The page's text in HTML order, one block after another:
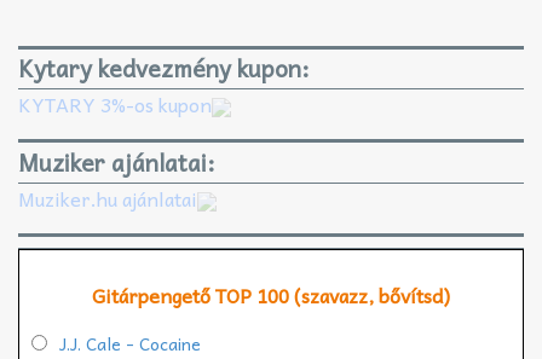
Kytary kedvezmény kupon:
KYTARY 3%-os kupon
Muziker ajánlatai:
Muziker.hu ajánlatai
Gitárpengető TOP 100 (szavazz, bővítsd)
J.J. Cale - Cocaine